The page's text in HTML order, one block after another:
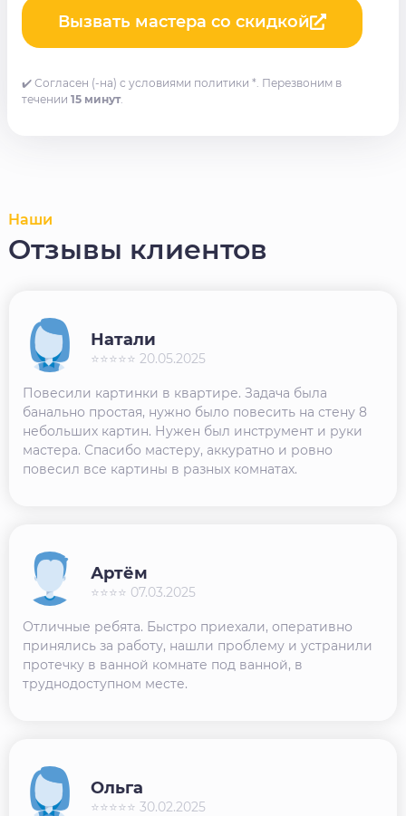
Вызвать мастера со скидкой
✔️ Согласен (-на) с условиями политики *. Перезвоним в
течении 15 минут.
Наши
Отзывы клиентов
Повесили картинки в квартире. Задача была
банально простая, нужно было повесить на стену 8
небольших картин. Нужен был инструмент и руки
мастера. Спасибо мастеру, аккуратно и ровно
повесил все картины в разных комнатах.
Натали
⭐⭐⭐⭐⭐ 20.05.2025
Отличные ребята. Быстро приехали, оперативно
принялись за работу, нашли проблему и устранили
протечку в ванной комнате под ванной, в
труднодоступном месте.
Артём
⭐⭐⭐⭐ 07.03.2025
Ольга
⭐⭐⭐⭐⭐ 30.02.2025